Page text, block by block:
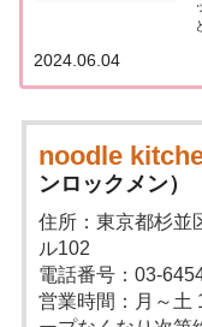
2024.06.04
noodle
ンロックメン）
住所：東京都杉並
ル102
電話番号：03-
営業時間：月～土